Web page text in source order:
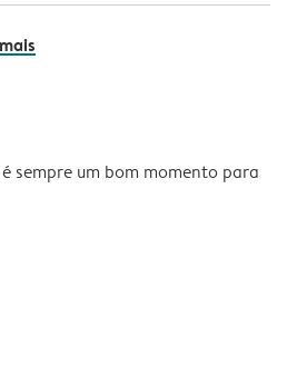
sempre um bom momento para